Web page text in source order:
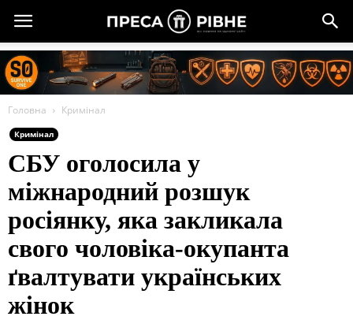
Головна Кримінал
Кримінал
СБУ оголосила у
міжнародний розшук
росіянку, яка закликала
свого чоловіка-окупанта
ґвалтувати українських
жінок